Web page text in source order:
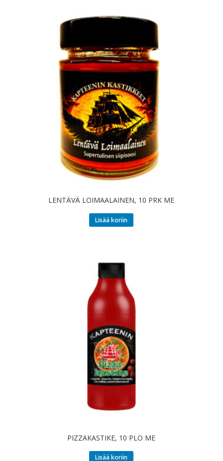
LENTÄVÄ LOIMAALAINEN, 10 PRK ME
Lisää koriin
PIZZAKASTIKE, 10 PLO ME
Lisää koriin